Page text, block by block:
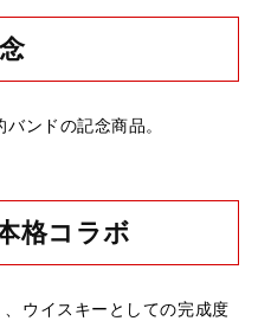
ンドの記念商品。
格コラボ
ウイスキーとしての完成度